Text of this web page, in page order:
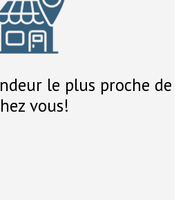
le plus proche de
vous!